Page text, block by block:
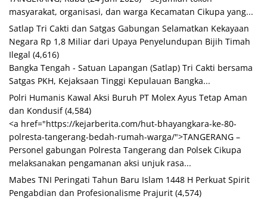
masyarakat, organisasi, dan warga Kecamatan Cikupa yang...
Satlap Tri Cakti dan Satgas Gabungan Selamatkan Kekayaan
Negara Rp 1,8 Miliar dari Upaya Penyelundupan Bijih Timah
Ilegal (4,616)
Bangka Tengah - Satuan Lapangan (Satlap) Tri Cakti bersama
Satgas PKH, Kejaksaan Tinggi Kepulauan Bangka...
Polri Humanis Kawal Aksi Buruh PT Molex Ayus Tetap Aman
dan Kondusif (4,584)
<a href="https://kejarberita.com/hut-bhayangkara-ke-80-
polresta-tangerang-bedah-rumah-warga/">TANGERANG –
Personel gabungan Polresta Tangerang dan Polsek Cikupa
melaksanakan pengamanan aksi unjuk rasa...
Mabes TNI Peringati Tahun Baru Islam 1448 H Perkuat Spirit
Pengabdian dan Profesionalisme Prajurit (4,574)